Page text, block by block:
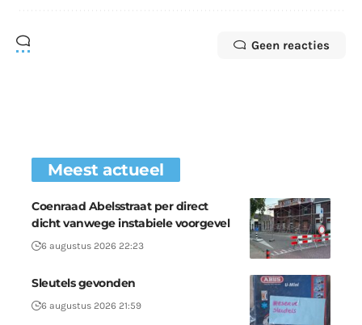
Geen reacties
Meest actueel
Coenraad Abelsstraat per direct
dicht vanwege instabiele voorgevel
6 augustus 2026 22:23
Sleutels gevonden
6 augustus 2026 21:59